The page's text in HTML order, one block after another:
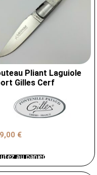
Pliant Laguiole
Gilles Cerf
€
au panier